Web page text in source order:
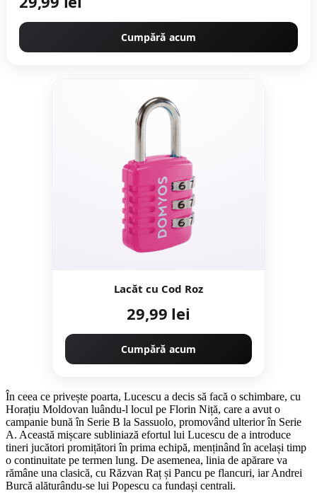
Cumpără acum
Lacăt cu Cod Roz
29,99 lei
Cumpără acum
În ceea ce privește poarta, Lucescu a decis să facă o schimbare, cu
Horațiu Moldovan luându-l locul pe Florin Niță, care a avut o
campanie bună în Serie B la Sassuolo, promovând ulterior în Serie
A. Această mișcare subliniază efortul lui Lucescu de a introduce
tineri jucători promițători în prima echipă, menținând în același timp
o continuitate pe termen lung. De asemenea, linia de apărare va
rămâne una clasică, cu Răzvan Raț și Pancu pe flancuri, iar Andrei
Burcă alăturându-se lui Popescu ca fundași centrali.